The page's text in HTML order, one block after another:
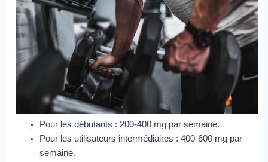
Pour les débutants : 200-400 mg par semaine.
Pour les utilisateurs intermédiaires : 400-600 mg par
semaine.